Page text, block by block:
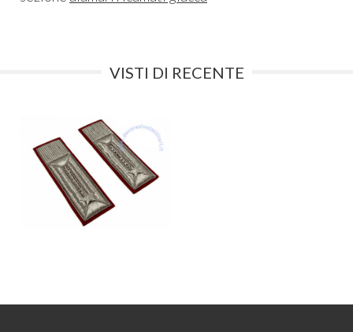
VISTI DI RECENTE